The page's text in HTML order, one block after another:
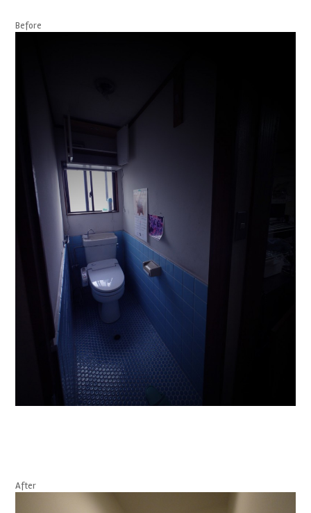
Before
After